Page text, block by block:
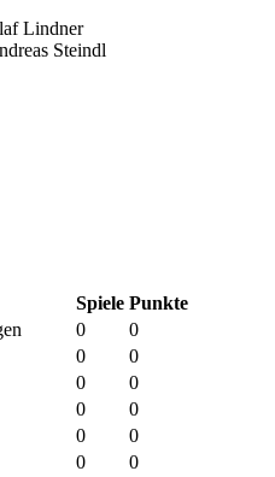
Lindner
Steindl
Spiele Punkte
0
0
0
0
0
0
0
0
0
0
0
0